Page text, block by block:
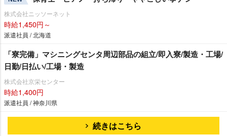
株式会社ニッソーネット
時給1,450円～
派遣社員 / 北海道
「寮完備」マシニングセンタ周辺部品の組立/即入寮/製造・工場/
日勤/日払い/工場・製造
株式会社京栄センター
時給1,400円
派遣社員 / 神奈川県
続きはこちら